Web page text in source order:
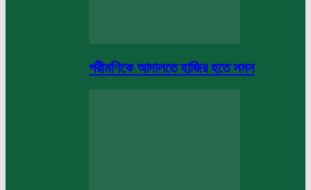
পরীমণিকে আদালতে হাজির হতে সমন